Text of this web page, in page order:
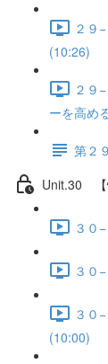
２９
(10:26)
２９
ーを高め
第２
Unit.30 【
３０
３０
３０
(10:00)